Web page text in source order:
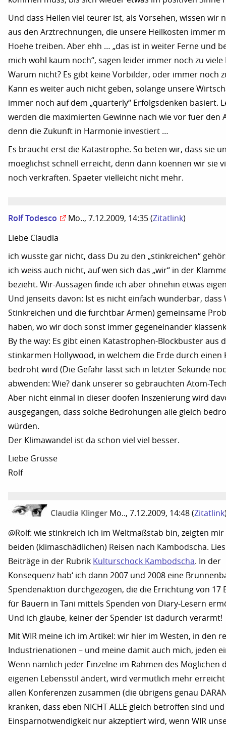
Und dass Heilen viel teurer ist, als Vorsehen, wissen wir
aus den Arztrechnungen, die unsere Heilkosten immer
Hoehe treiben. Aber ehh … „das ist in weiter Ferne und
mich wohl kaum noch“, sagen leider immer noch zu viele
Warum nicht? Es gibt keine Vorbilder, oder immer noch
Kann es weiter auch nicht geben, solange unsere
immer noch auf dem „quarterly“ Erfolgsdenken basiert.
werden die maximierten Gewinne nach wie vor fuer den
denn die Zukunft in Harmonie investiert …
Es braucht erst die Katastrophe. So beten wir, dass sie
moeglichst schnell erreicht, denn dann koennen wir sie
noch verkraften. Spaeter vielleicht nicht mehr.
Rolf Todesco Mo.., 7.12.2009, 14:35 (Zitatlink)
Liebe Claudia
ich wusste gar nicht, dass Du zu den „stinkreichen“
ich weiss auch nicht, auf wen sich das „wir“ in der
bezieht. Wir-Aussagen finde ich aber ohnehin etwas
Und jenseits davon: Ist es nicht einfach wunderbar, dass
Stinkreichen und die furchtbar Armen) gemeinsame
haben, wo wir doch sonst immer gegeneinander
By the way: Es gibt einen Katastrophen-Blockbuster aus
stinkarmen Hollywood, in welchem die Erde durch einen
bedroht wird (Die Gefahr lässt sich in letzter Sekunde
abwenden: Wie? dank unserer so gebrauchten Atom-
Aber nicht einmal in dieser doofen Inszenierung wird
ausgegangen, dass solche Bedrohungen alle gleich
würden.
Der Klimawandel ist da schon viel viel besser.
Liebe Grüsse
Rolf
Claudia Klinger Mo.., 7.12.2009, 14:48 (Zitatlink
@Rolf: wie stinkreich ich im Weltmaßstab bin, zeigten
beiden (klimaschädlichen) Reisen nach Kambodscha.
Beiträge in der Rubrik Kulturschock Kambodscha. In der
Konsequenz hab‘ ich dann 2007 und 2008 eine
Spendenaktion durchgezogen, die die Errichtung von 17
für Bauern in Tani mittels Spenden von Diary-Lesern
Und ich glaube, keiner der Spender ist dadurch verarmt!
Mit WIR meine ich im Artikel: wir hier im Westen, in den
Industrienationen – und meine damit auch mich, jeden
Wenn nämlich jeder Einzelne im Rahmen des Möglichen
eigenen Lebensstil ändert, wird vermutlich mehr erreicht
allen Konferenzen zusammen (die übrigens genau
kranken, dass eben NICHT ALLE gleich betroffen sind
Einsparnotwendigkeit nur akzeptiert wird, wenn WIR